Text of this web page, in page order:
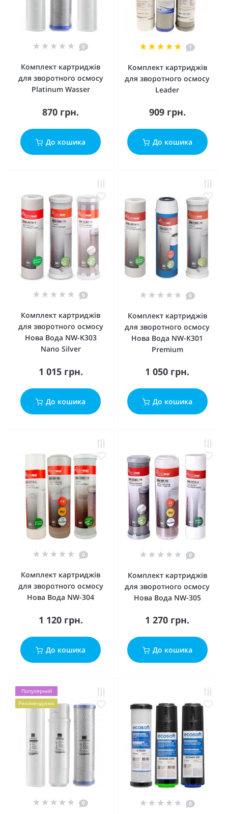
0
Комплект картриджів
для зворотного осмосу
Platinum Wasser
870 грн.
До кошика
1
Комплект картриджів
для зворотного осмосу
Leader
909 грн.
До кошика
0
Комплект картриджів
для зворотного осмосу
Нова Вода NW-K303
Nano Silver
1 015 грн.
До кошика
0
Комплект картриджів
для зворотного осмосу
Нова Вода NW-K301
Premium
1 050 грн.
До кошика
0
Комплект картриджів
для зворотного осмосу
Нова Вода NW-304
1 120 грн.
До кошика
0
Комплект картриджів
для зворотного осмосу
Нова Вода NW-305
1 270 грн.
До кошика
Популярний
Рекомендуємо
0 0